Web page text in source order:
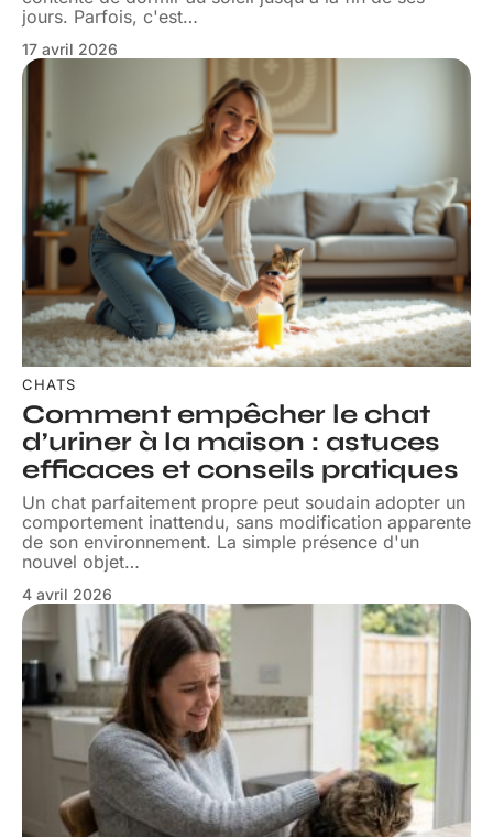
jours. Parfois, c'est…
17 avril 2026
CHATS
Comment empêcher le chat
d’uriner à la maison : astuces
efficaces et conseils pratiques
Un chat parfaitement propre peut soudain adopter un
comportement inattendu, sans modification apparente
de son environnement. La simple présence d'un
nouvel objet…
4 avril 2026